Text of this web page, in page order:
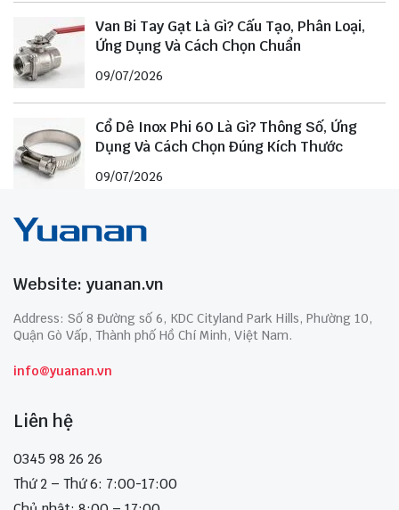
Van Bi Tay Gạt Là Gì? Cấu Tạo, Phân Loại,
Ứng Dụng Và Cách Chọn Chuẩn
09/07/2026
Cổ Dê Inox Phi 60 Là Gì? Thông Số, Ứng
Dụng Và Cách Chọn Đúng Kích Thước
09/07/2026
Website: yuanan.vn
Address: Số 8 Đường số 6, KDC Cityland Park Hills, Phường 10,
Quận Gò Vấp, Thành phố Hồ Chí Minh, Việt Nam.
info@yuanan.vn
Liên hệ
0345 98 26 26
Thứ 2 – Thứ 6: 7:00-17:00